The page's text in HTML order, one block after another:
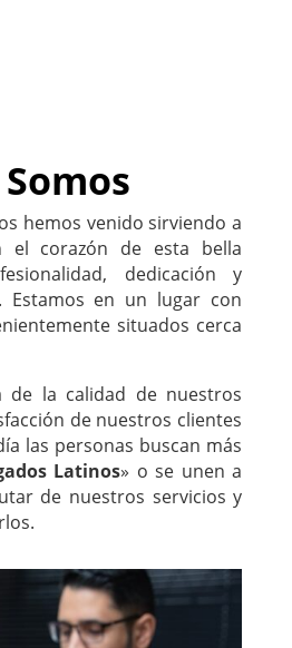
hemos venido sirviendo a
el corazón de esta bella
dedicación y
Estamos en un lugar con
situados cerca
de la calidad de nuestros
de nuestros clientes
las personas buscan más
Latinos» o se unen a
de nuestros servicios y